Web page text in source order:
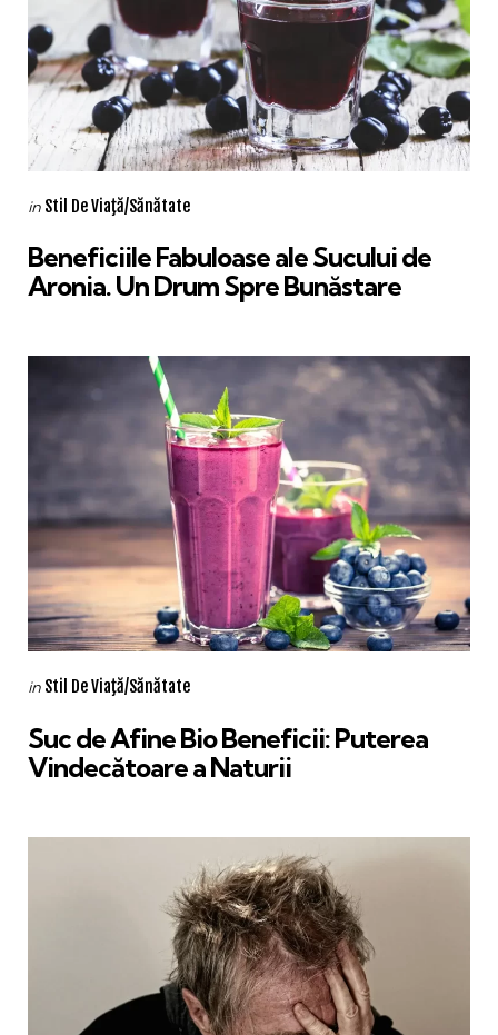
Categories
Posted
in Stil De Viaţă/Sănătate
Beneficiile Fabuloase ale Sucului de
Aronia. Un Drum Spre Bunăstare
Categories
Posted
in Stil De Viaţă/Sănătate
Suc de Afine Bio Beneficii: Puterea
Vindecătoare a Naturii